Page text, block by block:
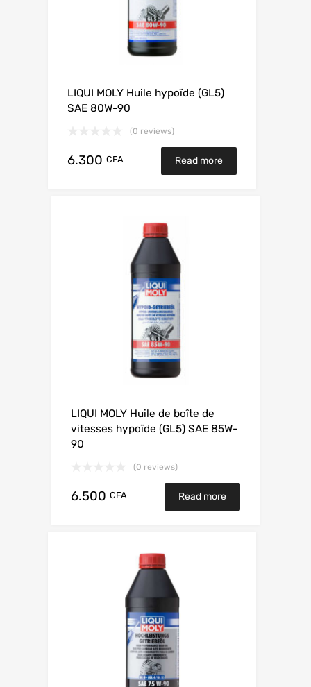
LIQUI MOLY Huile hypoïde (GL5)
SAE 80W-90
(0 reviews)
6.300 CFA Read more
LIQUI MOLY Huile de boîte de
vitesses hypoïde (GL5) SAE 85W-
90
(0 reviews)
6.500 CFA Read more